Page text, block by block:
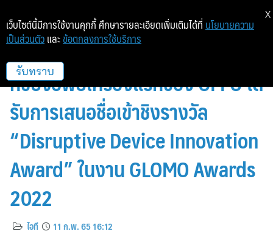
OPPO Find N สมาร์ทโฟนแฟล
กชิปจอพับเครื่องแรกของ OPPO ได้
รับการเสนอชื่อเข้าชิงรางวัล
“Disruptive Device Innovation
Award” ในงาน GLOMO Awards
2022
ไอที 11 ก.พ. 65 16:12
เว็บไซต์นี้มีการใช้งานคุกกี้ ศึกษารายละเอียดเพิ่มเติมได้ที่ นโยบายความ
เป็นส่วนตัว และ ข้อตกลงการใช้บริการ
รับทราบ
X